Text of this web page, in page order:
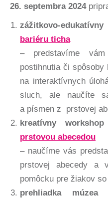
26. septembra 2024
zážitkovo-
bariéru ticha
– predstavíme vám
postihnutia či spôsoby
na interaktívnych
sluch, ale naučíte
a písmen z prstovej
kreatívny
prstovou abecedou
– naučíme vás
prstovej abecedy a
pomôcku pre žiakov
prehliadka